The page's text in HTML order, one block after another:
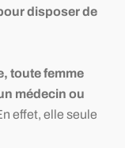
disposer de
toute femme
médecin ou
effet, elle seule